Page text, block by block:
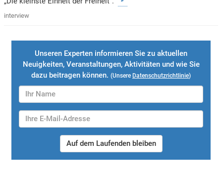
interview
Unseren Experten informieren Sie zu aktuellen
Neuigkeiten, Veranstaltungen, Aktivitäten und wie Sie
dazu beitragen können. (Unsere Datenschutzrichtlinie)
Auf dem Laufenden bleiben